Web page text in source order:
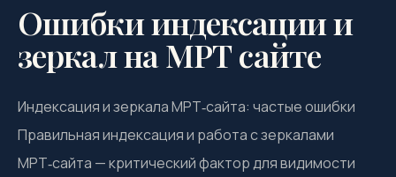
Ошибки индексации и
зеркал на МРТ сайте
Индексация и зеркала МРТ‑сайта: частые ошибки
Правильная индексация и работа с зеркалами
МРТ‑сайта — критический фактор для видимости